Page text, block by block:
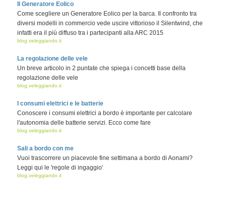
Il Generatore Eolico
Come scegliere un Generatore Eolico per la barca. Il confronto tra
diversi modelli in commercio vede uscire vittorioso il Silentwind, che
infatti era il più diffuso tra i partecipanti alla ARC 2015
blog.veleggiando.it
La regolazione delle vele
Un breve articolo in 2 puntate che spiega i concetti base della
regolazione delle vele
blog.veleggiando.it
I consumi elettrici e le batterie
Conoscere i consumi elettrici a bordo è importante per calcolare
l'autonomia delle batterie servizi. Ecco come fare
blog.veleggiando.it
Sali a bordo con me
Vuoi trascorrere un piacevole fine settimana a bordo di Aonami?
Leggi qui le 'regole di ingaggio'
blog.veleggiando.it